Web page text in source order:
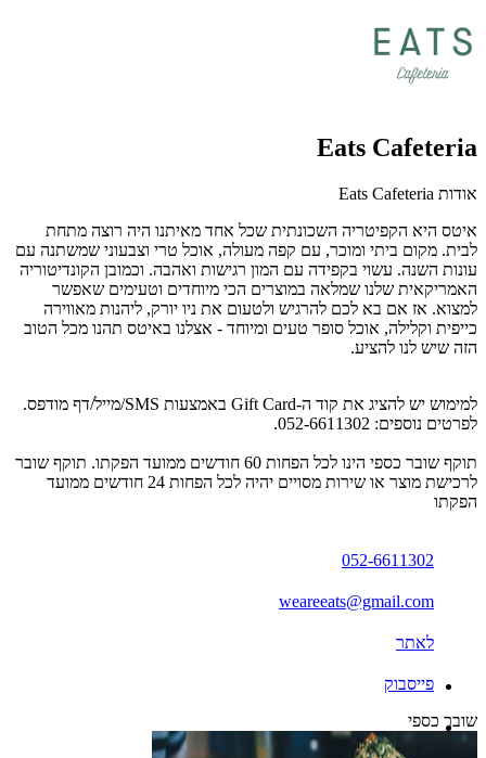
Eats Cafeteria
אודות Eats Cafeteria
איטס היא הקפיטריה השכונתית שכל אחד מאיתנו היה רוצה מתחת
לבית. מקום ביתי ומוכר, עם קפה מעולה, אוכל טרי וצבעוני שמשתנה עם
עונות השנה. עשוי בקפידה עם המון רגישות ואהבה. וכמובן הקונדיטוריה
האמריקאית שלנו שמלאה במוצרים הכי מיוחדים וטעימים שאפשר
למצוא. אז אם בא לכם להרגיש ולטעום את ניו יורק, ליהנות מאווירה
כייפית וקלילה, אוכל סופר טעים ומיוחד - אצלנו באיטס תהנו מכל הטוב
הזה שיש לנו להציע.
למימוש יש להציג את קוד ה-Gift Card באמצעות SMS/מייל/דף מודפס.
לפרטים נוספים: 052-6611302.
תוקף שובר כספי הינו לכל הפחות 60 חודשים ממועד הפקתו. תוקף שובר
לרכישת מוצר או שירות מסויים יהיה לכל הפחות 24 חודשים ממועד
הפקתו
052-6611302
weareeats@gmail.com
לאתר
פייסבוק
שובר כספי